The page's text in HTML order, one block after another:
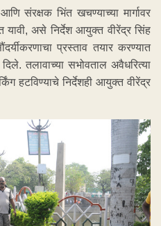
संरक्षक भिंत खचण्याच्या मार्गावर
यावी, असे निर्देश आयुक्त वीरेंद्र सिंह
प्रस्ताव तयार करण्यात
तलावाच्या सभोवताल अवैधरित्या
हटविण्याचे निर्देशही आयुक्त वीरेंद्र